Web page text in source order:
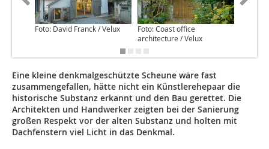
Foto: David Franck / Velux
Foto: Coast office
architecture / Velux
Eine kleine denkmalgeschützte Scheune wäre fast
zusammengefallen, hätte nicht ein Künstlerehepaar die
his­­torische Substanz erkannt und den Bau gerettet. Die
Architekten und Handwerker zeigten bei der Sanierung
großen Respekt vor der alten Substanz und holten mit
Dachfenstern viel Licht in das Denkmal.